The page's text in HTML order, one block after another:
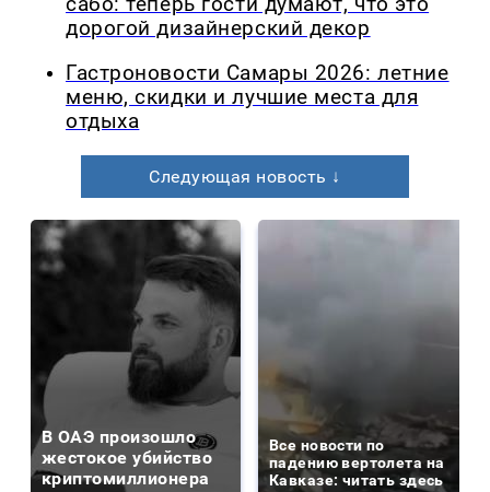
дорогой дизайнерский декор
Гастроновости Самары 2026: летние
меню, скидки и лучшие места для
отдыха
Следующая новость ↓
В ОАЭ произошло
жестокое убийство
криптомиллионера
Все новости по
падению вертолета на
Кавказе: читать здесь